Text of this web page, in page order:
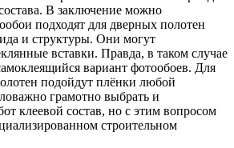
В заключение можно
подходят для дверных полотен
и структуры. Они могут
вставки. Правда, в таком случае
вариант фотообоев. Для
подойдут плёнки любой
грамотно выбрать и
клеевой состав, но с этим вопросом
строительном